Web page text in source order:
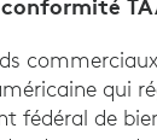
qui
fédéral de